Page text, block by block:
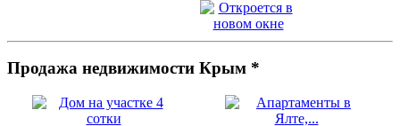
Продажа недвижимости Крым *